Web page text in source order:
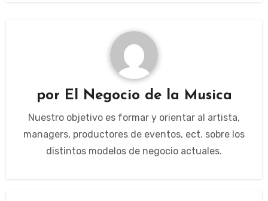
por El Negocio de la Musica
Nuestro objetivo es formar y orientar al artista,
managers, productores de eventos, ect. sobre los
distintos modelos de negocio actuales.